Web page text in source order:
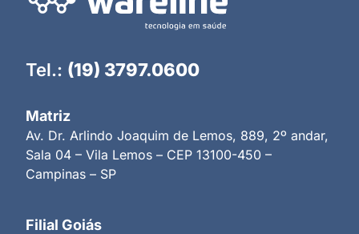
Tel.: (19) 3797.0600
Matriz
Av. Dr. Arlindo Joaquim de Lemos, 889, 2º andar,
Sala 04 – Vila Lemos – CEP 13100-450 –
Campinas – SP
Filial Goiás